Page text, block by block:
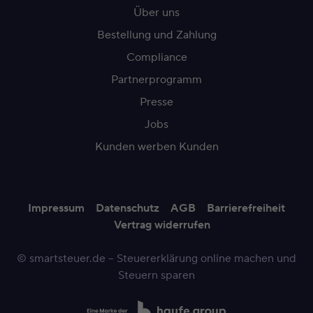
Über uns
Bestellung und Zahlung
Compliance
Partnerprogramm
Presse
Jobs
Kunden werben Kunden
Impressum Datenschutz AGB
Barrierefreiheit
Vertrag widerrufen
© smartsteuer.de – Steuererklärung online machen und
Steuern sparen